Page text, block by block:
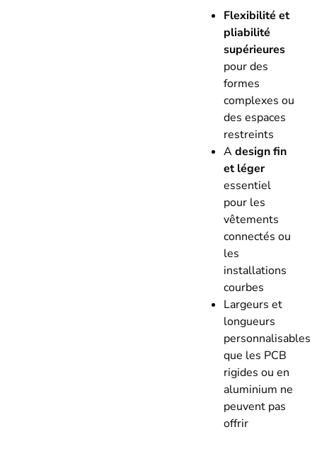
Flexibilité et
pliabilité
supérieures
pour des
formes
complexes ou
des espaces
restreints
Adesign fin
et léger
essentiel
pour les
vêtements
connectés ou
les
installations
courbes
Largeurs et
longueurs
personnalisables
que les PCB
rigides ou en
aluminium ne
peuvent pas
offrir